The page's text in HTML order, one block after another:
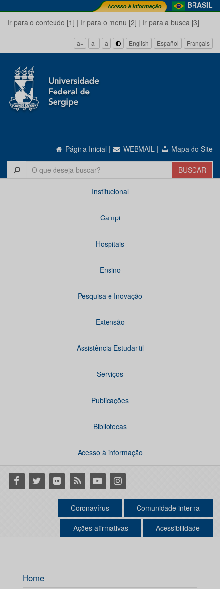
BRASIL
Ir para o conteúdo [1] | Ir para o menu [2] | Ir para a busca [3]
a+ a- a English Español Français
Página Inicial | WEBMAIL | Mapa do Site
Institucional
Campi
Hospitais
Ensino
Pesquisa e Inovação
Extensão
Assistência Estudantil
Serviços
Publicações
Bibliotecas
Acesso à informação
Facebook
Twitter Flickr RSS YoutubeInstagram
Coronavírus Comunidade interna
Ações afirmativas Acessibilidade
Home